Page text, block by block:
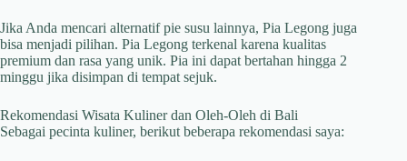
Jika Anda mencari alternatif pie susu lainnya, Pia Legong juga
bisa menjadi pilihan. Pia Legong terkenal karena kualitas
premium dan rasa yang unik. Pia ini dapat bertahan hingga 2
minggu jika disimpan di tempat sejuk.
Rekomendasi Wisata Kuliner dan Oleh-Oleh di Bali
Sebagai pecinta kuliner, berikut beberapa rekomendasi saya: